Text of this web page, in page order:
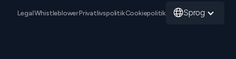
LegalWhistleblowerPrivatlivspolitikCookiepolitik Sprog